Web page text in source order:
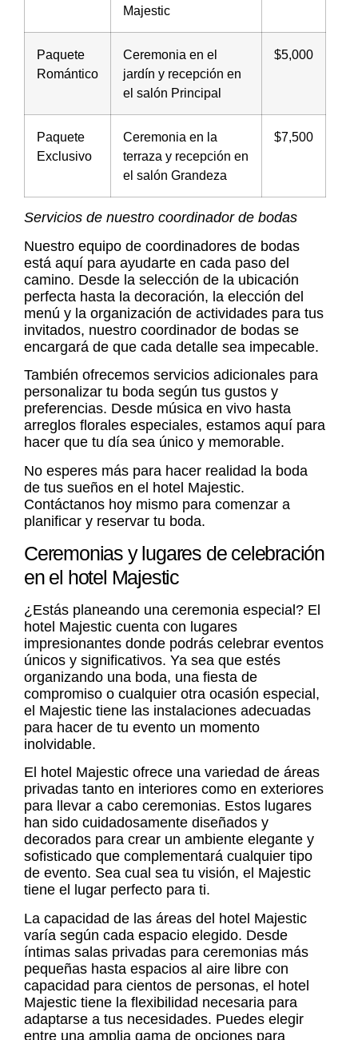
Majestic
Paquete
Romántico
Ceremonia en el
jardín y recepción en
el salón Principal
$5,000
Paquete
Exclusivo
Ceremonia en la
terraza y recepción en
el salón Grandeza
$7,500
Servicios de nuestro coordinador de bodas
Nuestro equipo de coordinadores de bodas
está aquí para ayudarte en cada paso del
camino. Desde la selección de la ubicación
perfecta hasta la decoración, la elección del
menú y la organización de actividades para tus
invitados, nuestro coordinador de bodas se
encargará de que cada detalle sea impecable.
También ofrecemos servicios adicionales para
personalizar tu boda según tus gustos y
preferencias. Desde música en vivo hasta
arreglos florales especiales, estamos aquí para
hacer que tu día sea único y memorable.
No esperes más para hacer realidad la boda
de tus sueños en el hotel Majestic.
Contáctanos hoy mismo para comenzar a
planificar y reservar tu boda.
Ceremonias y lugares de celebración
en el hotel Majestic
¿Estás planeando una ceremonia especial? El
hotel Majestic cuenta con lugares
impresionantes donde podrás celebrar eventos
únicos y significativos. Ya sea que estés
organizando una boda, una fiesta de
compromiso o cualquier otra ocasión especial,
el Majestic tiene las instalaciones adecuadas
para hacer de tu evento un momento
inolvidable.
El hotel Majestic ofrece una variedad de áreas
privadas tanto en interiores como en exteriores
para llevar a cabo ceremonias. Estos lugares
han sido cuidadosamente diseñados y
decorados para crear un ambiente elegante y
sofisticado que complementará cualquier tipo
de evento. Sea cual sea tu visión, el Majestic
tiene el lugar perfecto para ti.
La capacidad de las áreas del hotel Majestic
varía según cada espacio elegido. Desde
íntimas salas privadas para ceremonias más
pequeñas hasta espacios al aire libre con
capacidad para cientos de personas, el hotel
Majestic tiene la flexibilidad necesaria para
adaptarse a tus necesidades. Puedes elegir
entre una amplia gama de opciones para